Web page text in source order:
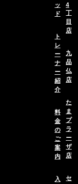
ッ
ド
ト
レ
ー
ナ
ー
紹
介
料
金
の
ご
案
内
入
4
丁
目
店
九
品
仏
店
た
ま
プ
ラ
ー
ザ
店
セ